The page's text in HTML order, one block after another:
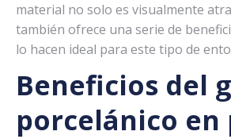
material no solo es visualmente
también ofrece una serie de
lo hacen ideal para este tipo de
Beneficios del
porcelánico en